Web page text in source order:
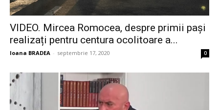
VIDEO. Mircea Romocea, despre primii pași
realizați pentru centura ocolitoare a...
Ioana BRADEA - septembrie 17, 2020 0